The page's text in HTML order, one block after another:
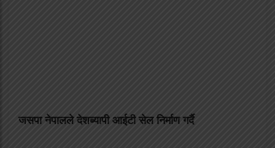
जसपा नेपालले देशब्यापी आईटी सेल निर्माण गर्दै